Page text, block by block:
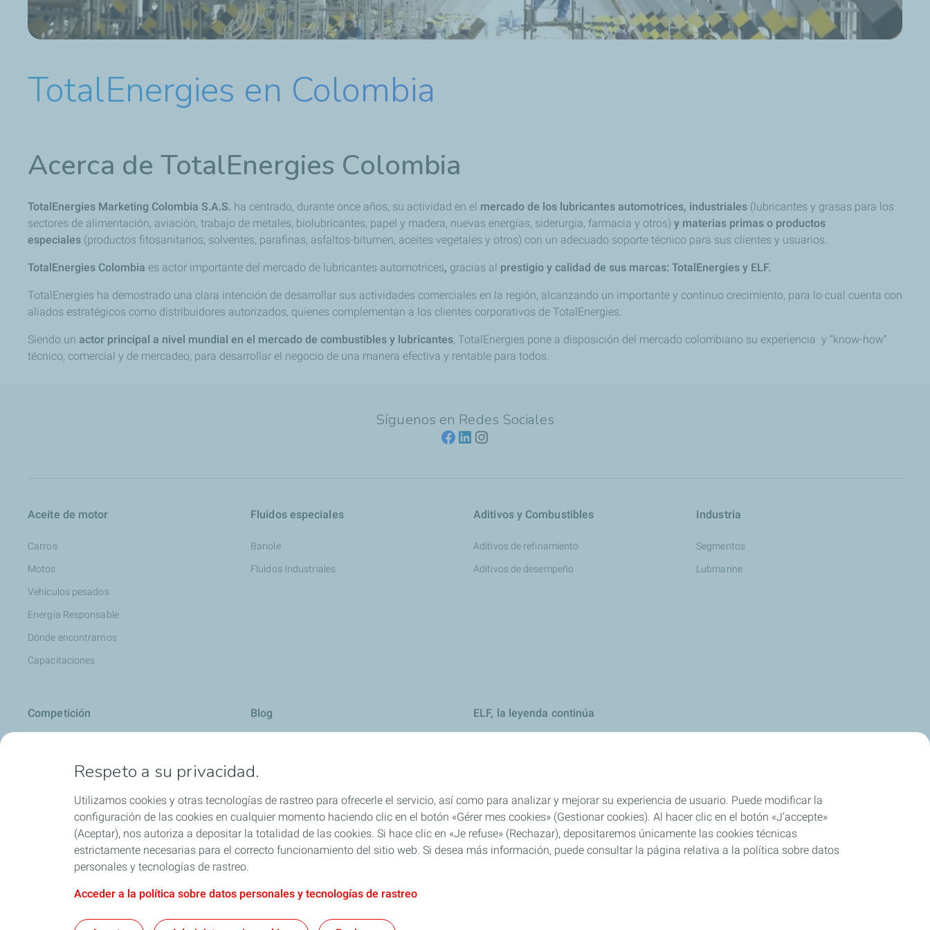
TotalEnergies en Colombia
Acerca de TotalEnergies Colombia
TotalEnergies Marketing Colombia S.A.S. ha centrado, durante once años, su actividad en el mercado de los lubricantes automotrices, industriales (lubricantes y grasas para los
sectores de alimentación, aviación, trabajo de metales, biolubricantes, papel y madera, nuevas energías, siderurgia, farmacia y otros) y materias primas o productos
especiales (productos fitosanitarios, solventes, parafinas, asfaltos-bitumen, aceites vegetales y otros) con un adecuado soporte técnico para sus clientes y usuarios.
TotalEnergies Colombia es actor importante del mercado de lubricantes automotrices, gracias al prestigio y calidad de sus marcas: TotalEnergies y ELF.
TotalEnergies ha demostrado una clara intención de desarrollar sus actividades comerciales en la región, alcanzando un importante y continuo crecimiento, para lo cual cuenta con
aliados estratégicos como distribuidores autorizados, quienes complementan a los clientes corporativos de TotalEnergies.
Siendo un actor principal a nivel mundial en el mercado de combustibles y lubricantes, TotalEnergies pone a disposición del mercado colombiano su experiencia y “know-how”
técnico, comercial y de mercadeo, para desarrollar el negocio de una manera efectiva y rentable para todos.
Síguenos en Redes Sociales
Aceite de motor
Carros
Motos
Vehículos pesados
Energía Responsable
Dónde encontrarnos
Capacitaciones
Fluidos especiales
Banole
Fluidos Industriales
Aditivos y Combustibles
Aditivos de refinamiento
Aditivos de desempeño
Industria
Segmentos
Lubmarine
Competición
Motociclismo
Blog
Motos: consejos y recomendaciones
Consejos útiles
Motores Diesel: consejos y recomendaciones
ELF, la leyenda continúa
Política SAGRILAFTPolítica PTEE Cookies y privacidad
Respeto a su privacidad.
Utilizamos cookies y otras tecnologías de rastreo para ofrecerle el servicio, así como para analizar y mejorar su experiencia de usuario. Puede modificar la
configuración de las cookies en cualquier momento haciendo clic en el botón «Gérer mes cookies» (Gestionar cookies). Al hacer clic en el botón «J’accepte»
(Aceptar), nos autoriza a depositar la totalidad de las cookies. Si hace clic en «Je refuse» (Rechazar), depositaremos únicamente las cookies técnicas
estrictamente necesarias para el correcto funcionamiento del sitio web. Si desea más información, puede consultar la página relativa a la política sobre datos
personales y tecnologías de rastreo.
Acceder a la política sobre datos personales y tecnologías de rastreo